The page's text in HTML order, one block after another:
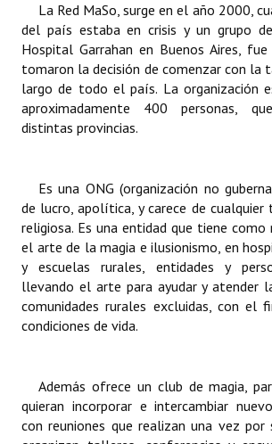
Banca del Vecino - Registro
Huéspedes de Honor - Registro
Antiguos Pobladores - Registro
Reconocimientos - Registro
Entrega de distinciones
REFORMA DE LA CARTA ORGÁNICA
La Red MaSo, surge en el año 2000,
del país estaba en crisis y un grupo
Hospital Garrahan en Buenos Aires,
tomaron la decisión de comenzar con la
largo de todo el país. La organización
aproximadamente 400 personas,
distintas provincias.
Es una ONG (organización no
de lucro, apolítica, y carece de
religiosa. Es una entidad que tiene como
el arte de la magia e ilusionismo, en
y escuelas rurales, entidades y
llevando el arte para ayudar y atender
comunidades rurales excluidas, con el
condiciones de vida.
Además ofrece un club de magia,
quieran incorporar e intercambiar
con reuniones que realizan una vez por